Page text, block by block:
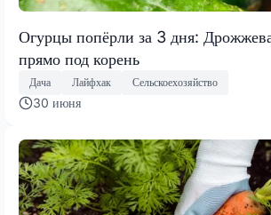
Огурцы попёрли за 3 дня:
прямо под корень
Дача Лайфхак Сельскоехозяйство
30 июня